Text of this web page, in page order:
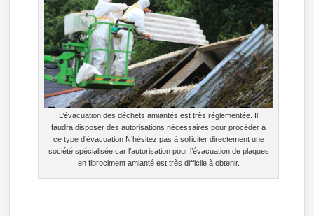
L’évacuation des déchets amiantés est très réglementée. Il
faudra disposer des autorisations nécessaires pour procéder à
ce type d’évacuation N’hésitez pas à solliciter directement une
société spécialisée car l’autorisation pour l’évacuation de plaques
en fibrociment amianté est très difficile à obtenir.